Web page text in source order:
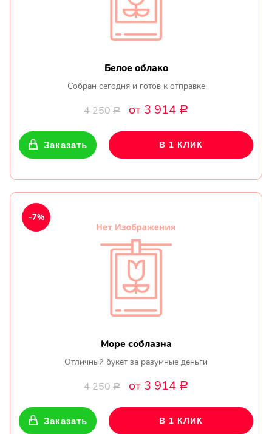
Белое облако
Собран сегодня и готов к отправке
4 250Р от 3 914 Р
Заказать В 1 КЛИК
Море соблазна
Отличный букет за разумные деньги
4 250Р от 3 914 Р
-7%
Заказать В 1 КЛИК